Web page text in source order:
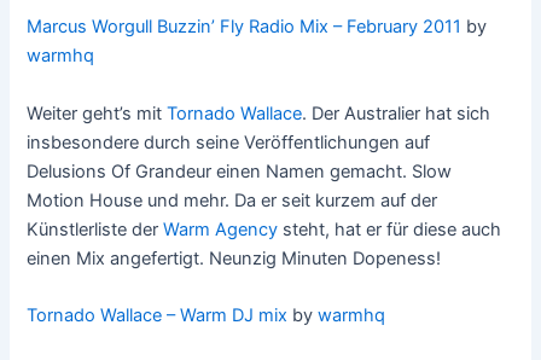
Marcus Worgull Buzzin’ Fly Radio Mix – February 2011 by
warmhq
Weiter geht’s mitTornado Wallace. Der Australier hat sich
insbesondere durch seine Veröffentlichungen auf
Delusions Of Grandeur einen Namen gemacht. Slow
Motion House und mehr. Da er seit kurzem auf der
Künstlerliste derWarm Agency steht, hat er für diese auch
einen Mix angefertigt. Neunzig Minuten Dopeness!
Tornado Wallace – Warm DJ mix bywarmhq